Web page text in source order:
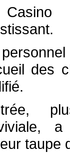
des
taupe